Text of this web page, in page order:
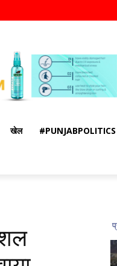
खेल #PUNJABPOLITICS